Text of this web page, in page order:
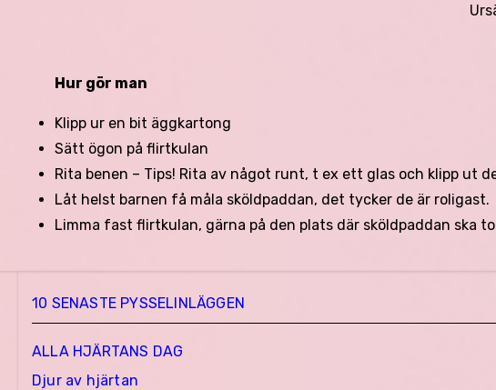
Hur gör man
Klipp ur en bit äggkartong
Sätt ögon på flirtkulan
Rita benen – Tips! Rita av något runt, t ex ett glas och klipp ut
Låt helst barnen få måla sköldpaddan, det tycker de är roligast.
Limma fast flirtkulan, gärna på den plats där sköldpaddan ska
10 SENASTE PYSSELINLÄGGEN
ALLA HJÄRTANS DAG
Djur av hjärtan